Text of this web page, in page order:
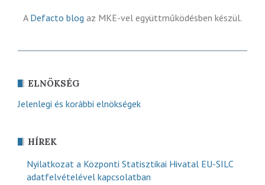
A Defacto blog az MKE-vel együttműködésben készül.
ELNÖKSÉG
Jelenlegi és korábbi elnökségek
HÍREK
Nyilatkozat a Központi Statisztikai Hivatal EU-SILC
adatfelvételével kapcsolatban